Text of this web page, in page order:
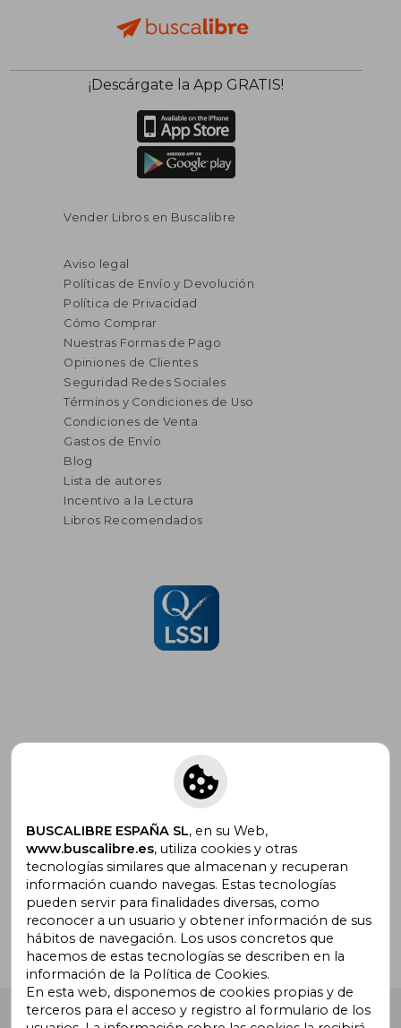
¡Descárgate la App GRATIS!
Vender Libros en Buscalibre
Aviso legal
Políticas de Envío y Devolución
Política de Privacidad
Cómo Comprar
Nuestras Formas de Pago
Opiniones de Clientes
Seguridad Redes Sociales
Términos y Condiciones de Uso
Condiciones de Venta
Gastos de Envío
Blog
Lista de autores
Incentivo a la Lectura
Libros Recomendados
Suscríbete para recibir ofertas y
promociones
¿Necesitas ayuda?
Ir a Centro de Soporte
Buscalibre España . Calle Energía, 65, Nave 3 (08940),
BUSCALIBRE ESPAÑA SL, en su Web,
www.buscalibre.es, utiliza cookies y otras
tecnologías similares que almacenan y recuperan
información cuando navegas. Estas tecnologías
pueden servir para finalidades diversas, como
reconocer a un usuario y obtener información de sus
hábitos de navegación. Los usos concretos que
hacemos de estas tecnologías se describen en la
información de la Política de Cookies.
En esta web, disponemos de cookies propias y de
terceros para el acceso y registro al formulario de los